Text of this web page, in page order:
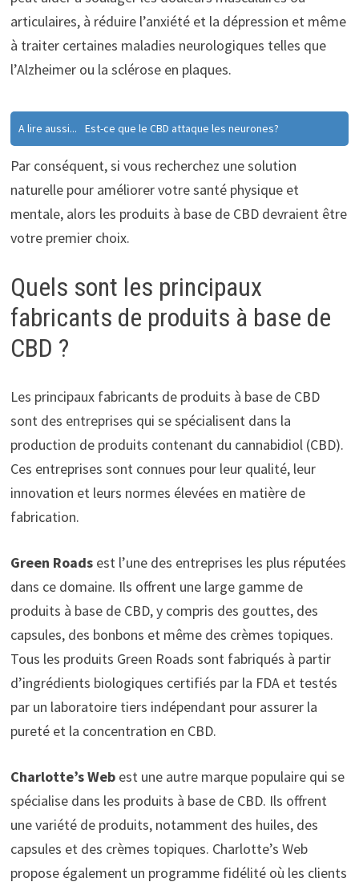
articulaires, à réduire l’anxiété et la dépression et même
à traiter certaines maladies neurologiques telles que
l’Alzheimer ou la sclérose en plaques.
A lire aussi... Est-ce que le CBD attaque les neurones?
Par conséquent, si vous recherchez une solution
naturelle pour améliorer votre santé physique et
mentale, alors les produits à base de CBD devraient être
votre premier choix.
Quels sont les principaux
fabricants de produits à base de
CBD ?
Les principaux fabricants de produits à base de CBD
sont des entreprises qui se spécialisent dans la
production de produits contenant du cannabidiol (CBD).
Ces entreprises sont connues pour leur qualité, leur
innovation et leurs normes élevées en matière de
fabrication.
Green Roadsest l’une des entreprises les plus réputées
dans ce domaine. Ils offrent une large gamme de
produits à base de CBD, y compris des gouttes, des
capsules, des bonbons et même des crèmes topiques.
Tous les produits Green Roads sont fabriqués à partir
d’ingrédients biologiques certifiés par la FDA et testés
par un laboratoire tiers indépendant pour assurer la
pureté et la concentration en CBD.
Charlotte’s Webest une autre marque populaire qui se
spécialise dans les produits à base de CBD. Ils offrent
une variété de produits, notamment des huiles, des
capsules et des crèmes topiques. Charlotte’s Web
propose également un programme fidélité où les clients